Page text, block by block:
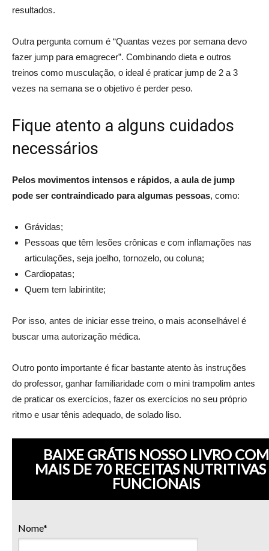
resultados.
Outra pergunta comum é “Quantas vezes por semana devo
fazer jump para emagrecer”. Combinando dieta e outros
treinos como musculação, o ideal é praticar jump de 2 a 3
vezes na semana se o objetivo é perder peso.
Fique atento a alguns cuidados
necessários
Pelos movimentos intensos e rápidos, a aula de jump
pode ser contraindicado para algumas pessoas, como:
Grávidas;
Pessoas que têm lesões crônicas e com inflamações nas
articulações, seja joelho, tornozelo, ou coluna;
Cardiopatas;
Quem tem labirintite;
Por isso, antes de iniciar esse treino, o mais aconselhável é
buscar uma autorização médica.
Outro ponto importante é ficar bastante atento às instruções
do professor, ganhar familiaridade com o mini trampolim antes
de praticar os exercícios, fazer os exercícios no seu próprio
ritmo e usar tênis adequado, de solado liso.
BAIXE GRÁTIS NOSSO LIVRO COM
MAIS DE 70 RECEITAS NUTRITIVAS
FUNCIONAIS
Nome*